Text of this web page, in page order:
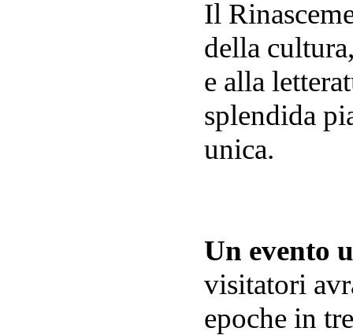
Il
della
e alla
splendida
unica.
Un evento
visitatori
epoche in